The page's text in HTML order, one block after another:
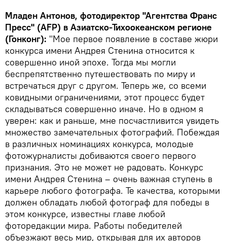
Младен Антонов, фотодиректор "Агентства Франс
Пресс" (AFP) в Азиатско-Тихоокеанском регионе
(Гонконг): "Мое первое появление в составе жюри
конкурса имени Андрея Стенина относится к
совершенно иной эпохе. Тогда мы могли
беспрепятственно путешествовать по миру и
встречаться друг с другом. Теперь же, со всеми
ковидными ограничениями, этот процесс будет
складываться совершенно иначе. Но в одном я
уверен: как и раньше, мне посчастливится увидеть
множество замечательных фотографий. Побеждая
в различных номинациях конкурса, молодые
фотожурналисты добиваются своего первого
признания. Это не может не радовать. Конкурс
имени Андрея Стенина – очень важная ступень в
карьере любого фотографа. Те качества, которыми
должен обладать любой фотограф для победы в
этом конкурсе, известны главе любой
фоторедакции мира. Работы победителей
объезжают весь мир, открывая для их авторов